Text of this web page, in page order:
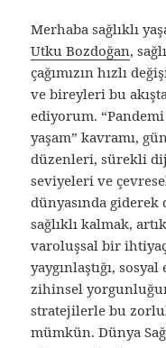
Merhaba sağlıklı
Utku Bozdoğan,
çağımızın hızlı
ve bireyleri bu
ediyorum. “Pandemi
yaşam” kavramı,
düzenleri, sürekli
seviyeleri ve
dünyasında
sağlıklı kalmak,
varoluşsal bir
yaygınlaştığı,
zihinsel
stratejilerle bu
mümkün. Dünya